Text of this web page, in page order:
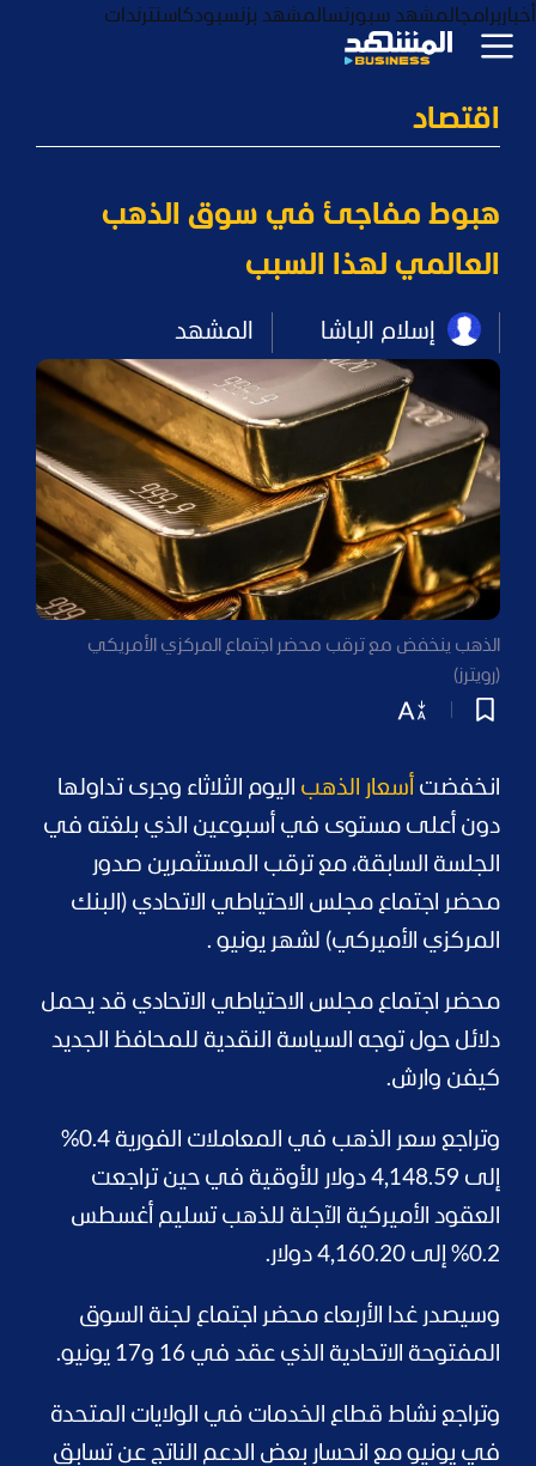
أخبار برامجالمشهد سبورتسالمشهد بزنسبودكاستترندات
اقتصاد
هبوط مفاجئ في سوق الذهب
العالمي لهذا السبب
إسلام الباشا المشهد
الذهب ينخفض مع ترقب محضر اجتماع المركزي الأمريكي
(رويترز)
انخفضت أسعار الذهب اليوم الثلاثاء وجرى تداولها
دون أعلى مستوى في أسبوعين الذي بلغته في
الجلسة السابقة، مع ترقب المستثمرين صدور
محضر اجتماع مجلس الاحتياطي الاتحادي (البنك
المركزي الأميركي) لشهر يونيو .
محضر اجتماع مجلس الاحتياطي الاتحادي قد يحمل
دلائل حول توجه السياسة النقدية للمحافظ الجديد
كيفن وارش.
وتراجع سعر الذهب في المعاملات الفورية 0.4%
إلى 4,148.59 دولار للأوقية في حين تراجعت
العقود الأميركية الآجلة للذهب تسليم أغسطس
0.2% إلى 4,160.20 دولار.
وسيصدر غدا الأربعاء محضر اجتماع لجنة السوق
المفتوحة الاتحادية الذي عقد في 16 و17 يونيو.
وتراجع نشاط قطاع الخدمات في الولايات المتحدة
في يونيو مع انحسار بعض الدعم الناتج عن تسابق